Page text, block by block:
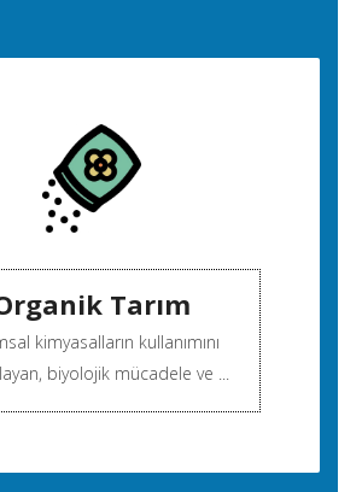
Tarım
kimyasalların kullanımını
biyolojik mücadele ve ...